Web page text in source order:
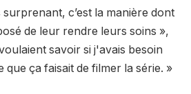
surprenant, c’est la manière dont
de leur rendre leurs soins »,
savoir si j'avais besoin
ça faisait de filmer la série. »